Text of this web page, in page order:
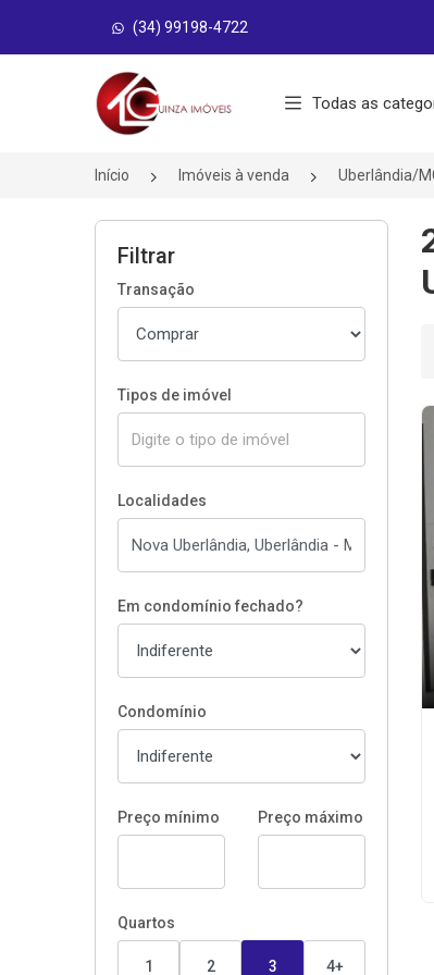
(34) 99198-4722
Página inicial
Todas as
Início Imóveis à venda Uberlândia/
Filtrar
Transação
Tipos de imóvel
Localidades
Em condomínio fechado?
Condomínio
Preço mínimo Preço máximo
Quartos
1 2 3 4+